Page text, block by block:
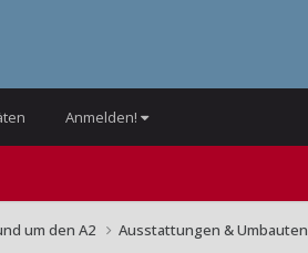
Anmelden!
um den A2 Ausstattungen & Umbauten